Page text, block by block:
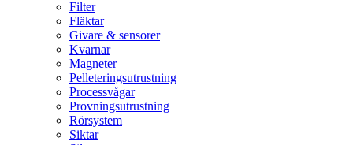
Filter
Fläktar
Givare & sensorer
Kvarnar
Magneter
Pelleteringsutrustning
Processvågar
Provningsutrustning
Rörsystem
Siktar